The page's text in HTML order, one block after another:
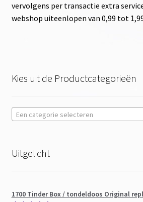
vervolgens per transactie extra
webshop uiteenlopen van 0,99 tot
Kies uit de Productcategorieën
Een categorie selecteren
Uitgelicht
1700 Tinder Box / tondeldoos Original